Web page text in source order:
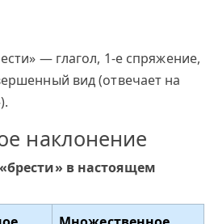
— глагол, 1-е спряжение,
вид (отвечает на
наклонение
в настоящем